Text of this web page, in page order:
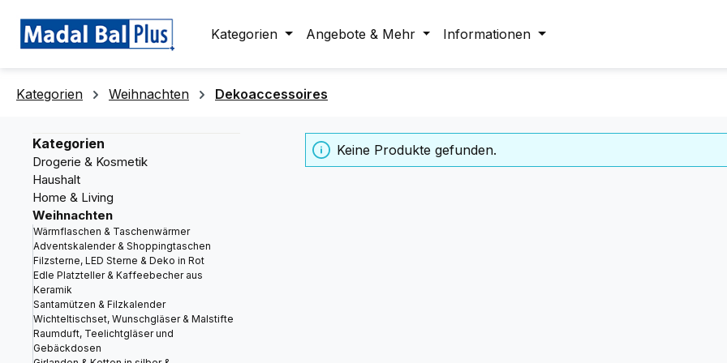
Zur Hauptnavigation springen
Kategorien
Angebote & Mehr Informationen
Kategorien Weihnachten Dekoaccessoires
Kategorien
Drogerie & Kosmetik
Haushalt
Home & Living
Weihnachten
Wärmflaschen & Taschenwärmer
Adventskalender & Shoppingtaschen
Filzsterne, LED Sterne & Deko in Rot
Edle Platzteller & Kaffeebecher aus
Keramik
Santamützen & Filzkalender
Wichteltischset, Wunschgläser & Malstifte
Raumduft, Teelichtgläser und
Gebäckdosen
Keine Produkte gefunden.